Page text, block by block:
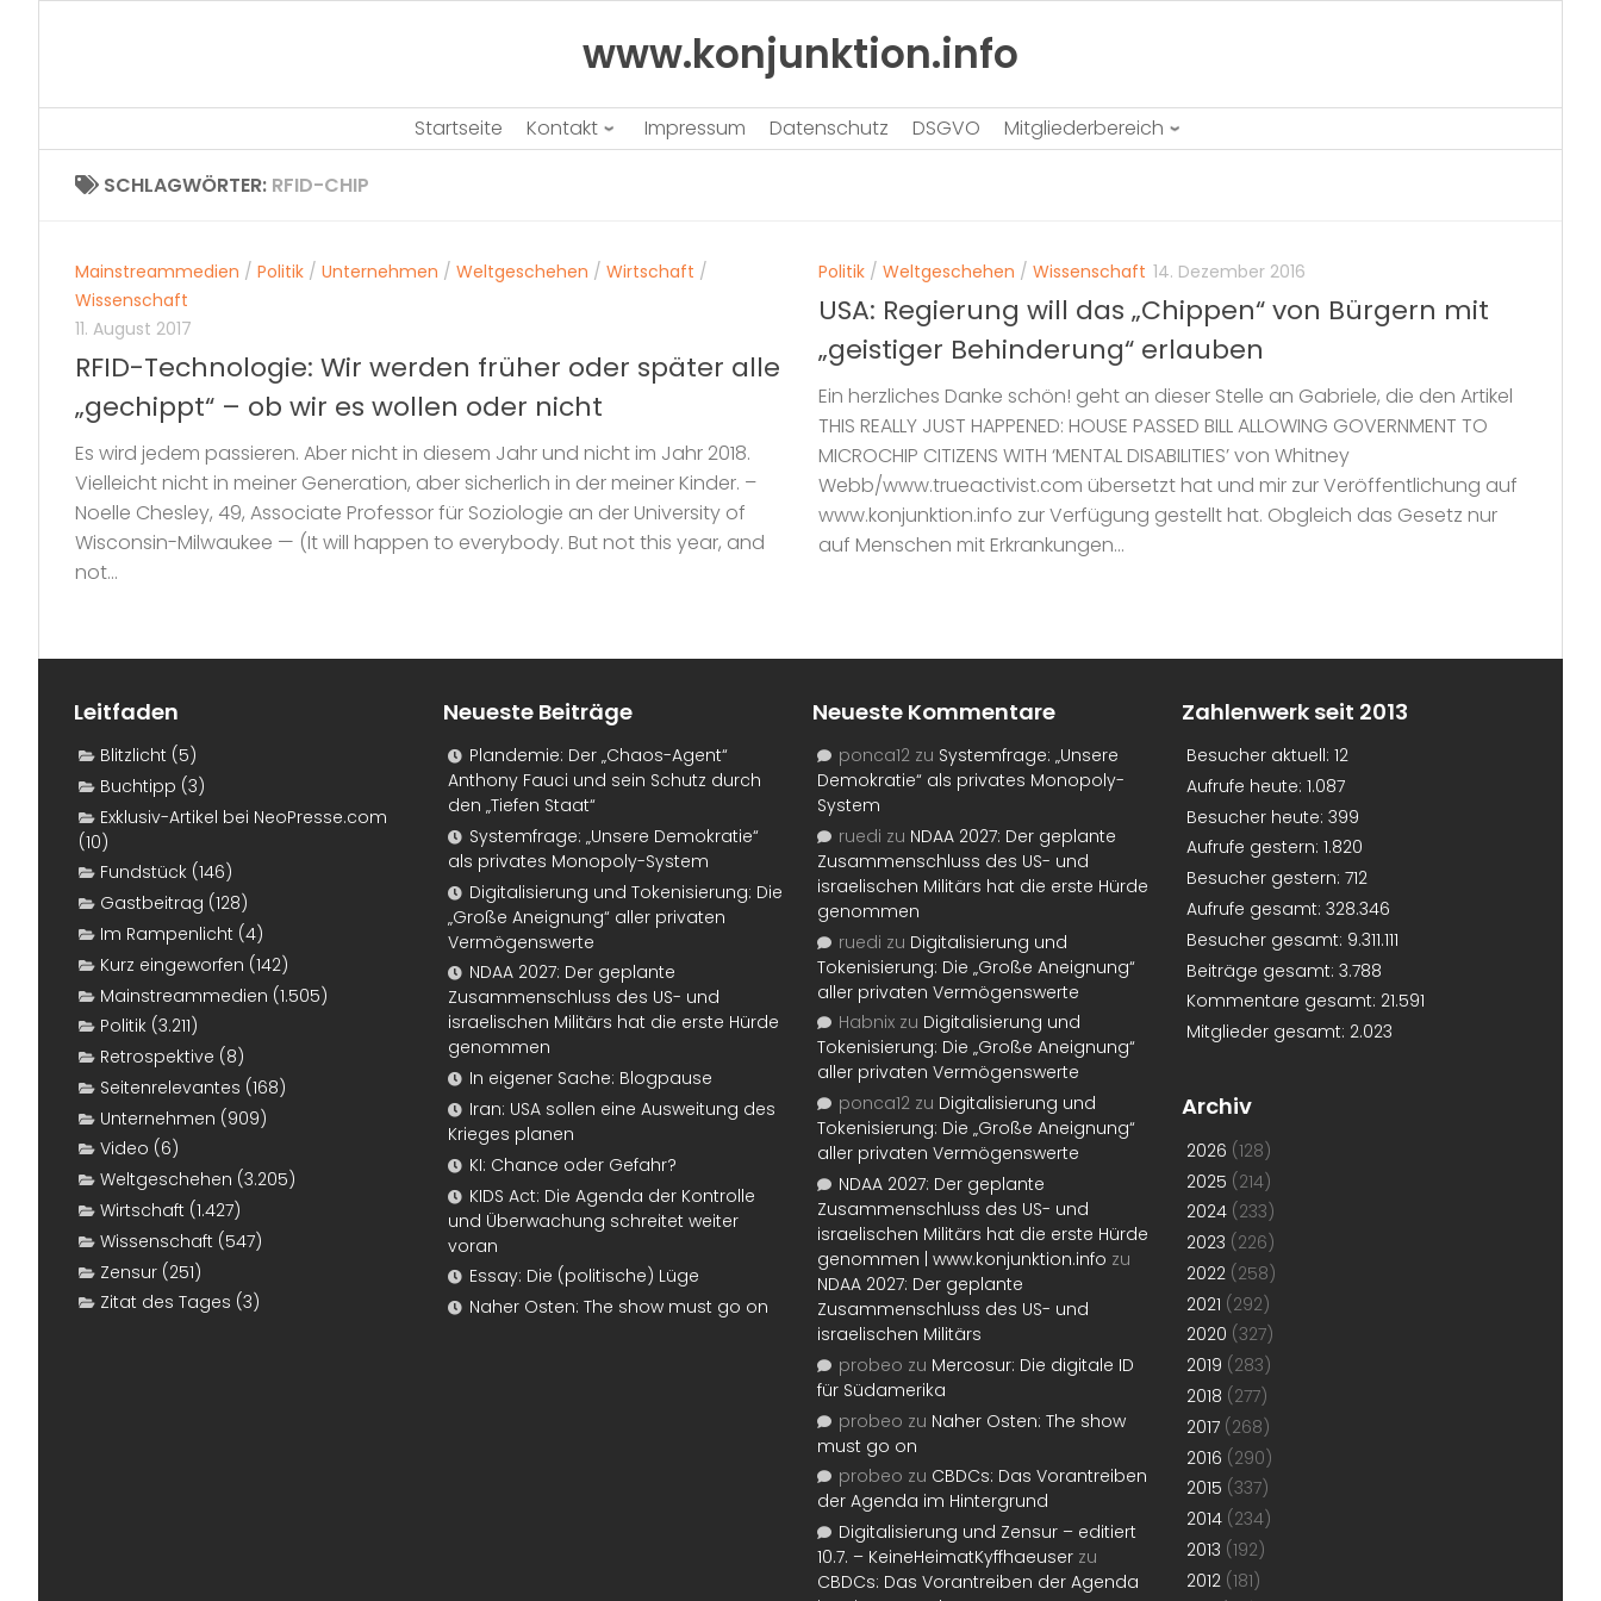
www.konjunktion.info
Startseite Kontakt Impressum Datenschutz DSGVO Mitgliederbereich
SCHLAGWÖRTER: RFID-CHIP
Mainstreammedien / Politik / Unternehmen / Weltgeschehen / Wirtschaft /
Wissenschaft
11. August 2017
RFID-Technologie: Wir werden früher oder später alle
„gechippt“ – ob wir es wollen oder nicht
Es wird jedem passieren. Aber nicht in diesem Jahr und nicht im Jahr 2018.
Vielleicht nicht in meiner Generation, aber sicherlich in der meiner Kinder. –
Noelle Chesley, 49, Associate Professor für Soziologie an der University of
Wisconsin-Milwaukee — (It will happen to everybody. But not this year, and
not...
Politik / Weltgeschehen / Wissenschaft 14. Dezember 2016
USA: Regierung will das „Chippen“ von Bürgern mit
„geistiger Behinderung“ erlauben
Ein herzliches Danke schön! geht an dieser Stelle an Gabriele, die den Artikel
THIS REALLY JUST HAPPENED: HOUSE PASSED BILL ALLOWING GOVERNMENT TO
MICROCHIP CITIZENS WITH ‘MENTAL DISABILITIES’ von Whitney
Webb/www.trueactivist.com übersetzt hat und mir zur Veröffentlichung auf
www.konjunktion.info zur Verfügung gestellt hat. Obgleich das Gesetz nur
auf Menschen mit Erkrankungen...
Leitfaden
Blitzlicht (5)
Buchtipp (3)
Exklusiv-Artikel bei NeoPresse.com
(10)
Fundstück (146)
Gastbeitrag (128)
Im Rampenlicht (4)
Kurz eingeworfen (142)
Mainstreammedien (1.505)
Politik (3.211)
Retrospektive (8)
Seitenrelevantes (168)
Unternehmen (909)
Video (6)
Weltgeschehen (3.205)
Wirtschaft (1.427)
Wissenschaft (547)
Zensur (251)
Zitat des Tages (3)
Neueste Beiträge
Plandemie: Der „Chaos-Agent“
Anthony Fauci und sein Schutz durch
den „Tiefen Staat“
Systemfrage: „Unsere Demokratie“
als privates Monopoly-System
Digitalisierung und Tokenisierung: Die
„Große Aneignung“ aller privaten
Vermögenswerte
NDAA 2027: Der geplante
Zusammenschluss des US- und
israelischen Militärs hat die erste Hürde
genommen
In eigener Sache: Blogpause
Iran: USA sollen eine Ausweitung des
Krieges planen
KI: Chance oder Gefahr?
KIDS Act: Die Agenda der Kontrolle
und Überwachung schreitet weiter
voran
Essay: Die (politische) Lüge
Naher Osten: The show must go on
Neueste Kommentare
ponca12 zu Systemfrage: „Unsere
Demokratie“ als privates Monopoly-
System
ruedi zu NDAA 2027: Der geplante
Zusammenschluss des US- und
israelischen Militärs hat die erste Hürde
genommen
ruedi zu Digitalisierung und
Tokenisierung: Die „Große Aneignung“
aller privaten Vermögenswerte
Habnix zu Digitalisierung und
Tokenisierung: Die „Große Aneignung“
aller privaten Vermögenswerte
ponca12 zu Digitalisierung und
Tokenisierung: Die „Große Aneignung“
aller privaten Vermögenswerte
NDAA 2027: Der geplante
Zusammenschluss des US- und
israelischen Militärs hat die erste Hürde
genommen | www.konjunktion.info zu
NDAA 2027: Der geplante
Zusammenschluss des US- und
israelischen Militärs
probeo zu Mercosur: Die digitale ID
für Südamerika
probeo zu Naher Osten: The show
must go on
probeo zu CBDCs: Das Vorantreiben
der Agenda im Hintergrund
Digitalisierung und Zensur – editiert
10.7. – KeineHeimatKyffhaeuser zu
CBDCs: Das Vorantreiben der Agenda
Zahlenwerk seit 2013
Besucher aktuell: 12
Aufrufe heute: 1.087
Besucher heute: 399
Aufrufe gestern: 1.820
Besucher gestern: 712
Aufrufe gesamt: 328.346
Besucher gesamt: 9.311.111
Beiträge gesamt: 3.788
Kommentare gesamt: 21.591
Mitglieder gesamt: 2.023
Archiv
2026 (128)
2025 (214)
2024 (233)
2023 (226)
2022 (258)
2021 (292)
2020 (327)
2019 (283)
2018 (277)
2017 (268)
2016 (290)
2015 (337)
2014 (234)
2013 (192)
2012 (181)